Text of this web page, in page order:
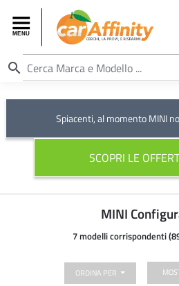
search
Spiacenti, al momento MINI
SCOPRI LE
MINI
7 modelli corrispondenti
ORDINA PER